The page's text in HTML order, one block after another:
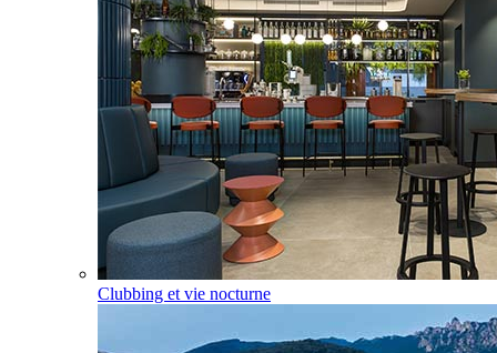
Clubbing et vie nocturne